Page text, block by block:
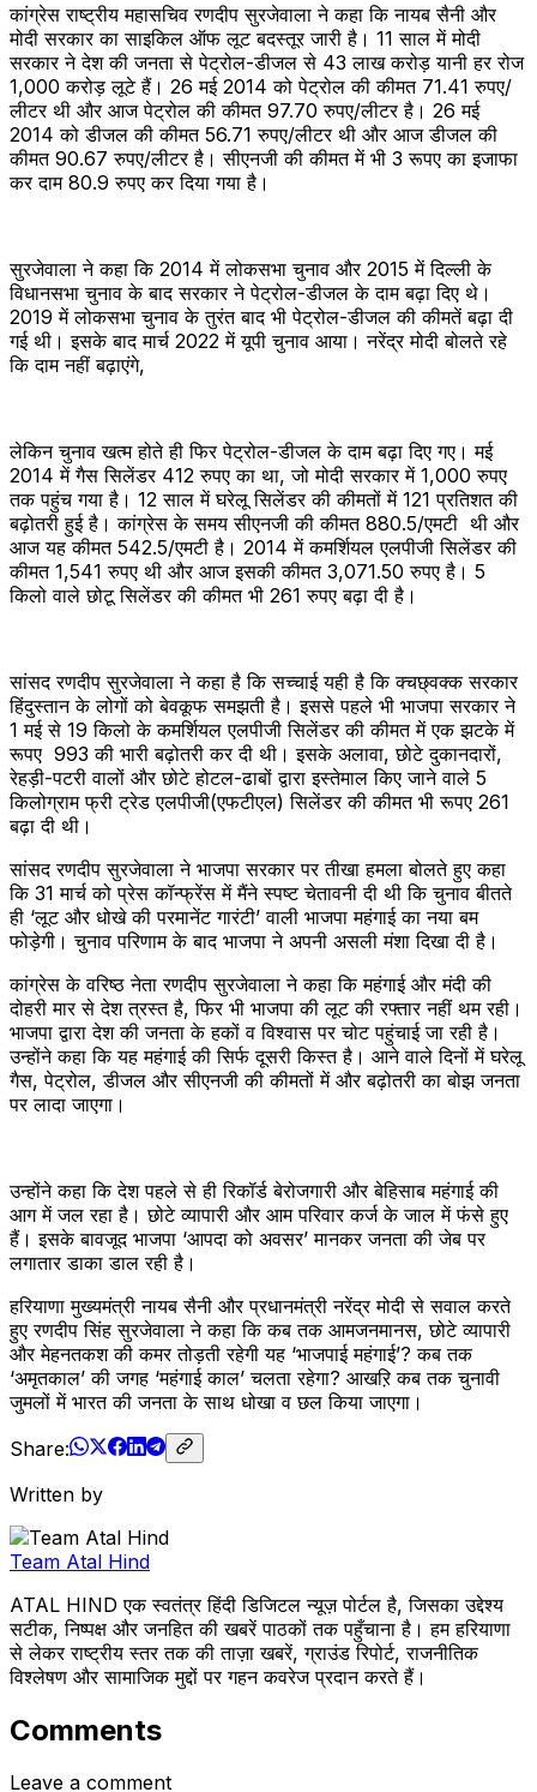
कांग्रेस राष्ट्रीय महासचिव रणदीप सुरजेवाला ने कहा कि नायब सैनी और
मोदी सरकार का साइकिल ऑफ लूट बदस्तूर जारी है। 11 साल में मोदी
सरकार ने देश की जनता से पेट्रोल-डीजल से 43 लाख करोड़ यानी हर रोज
1,000 करोड़ लूटे हैं। 26 मई 2014 को पेट्रोल की कीमत 71.41 रुपए/
लीटर थी और आज पेट्रोल की कीमत 97.70 रुपए/लीटर है। 26 मई
2014 को डीजल की कीमत 56.71 रुपए/लीटर थी और आज डीजल की
कीमत 90.67 रुपए/लीटर है। सीएनजी की कीमत में भी 3 रूपए का इजाफा
कर दाम 80.9 रुपए कर दिया गया है।
सुरजेवाला ने कहा कि 2014 में लोकसभा चुनाव और 2015 में दिल्ली के
विधानसभा चुनाव के बाद सरकार ने पेट्रोल-डीजल के दाम बढ़ा दिए थे।
2019 में लोकसभा चुनाव के तुरंत बाद भी पेट्रोल-डीजल की कीमतें बढ़ा दी
गई थी। इसके बाद मार्च 2022 में यूपी चुनाव आया। नरेंद्र मोदी बोलते रहे
कि दाम नहीं बढ़ाएंगे,
लेकिन चुनाव खत्म होते ही फिर पेट्रोल-डीजल के दाम बढ़ा दिए गए। मई
2014 में गैस सिलेंडर 412 रुपए का था, जो मोदी सरकार में 1,000 रुपए
तक पहुंच गया है। 12 साल में घरेलू सिलेंडर की कीमतों में 121 प्रतिशत की
बढ़ोतरी हुई है। कांग्रेस के समय सीएनजी की कीमत 880.5/एमटी थी और
आज यह कीमत 542.5/एमटी है। 2014 में कमर्शियल एलपीजी सिलेंडर की
कीमत 1,541 रुपए थी और आज इसकी कीमत 3,071.50 रुपए है। 5
किलो वाले छोटू सिलेंडर की कीमत भी 261 रुपए बढ़ा दी है।
सांसद रणदीप सुरजेवाला ने कहा है कि सच्चाई यही है कि क्चछ्वक्क सरकार
हिंदुस्तान के लोगों को बेवकूफ समझती है। इससे पहले भी भाजपा सरकार ने
1 मई से 19 किलो के कमर्शियल एलपीजी सिलेंडर की कीमत में एक झटके में
रूपए 993 की भारी बढ़ोतरी कर दी थी। इसके अलावा, छोटे दुकानदारों,
रेहड़ी-पटरी वालों और छोटे होटल-ढाबों द्वारा इस्तेमाल किए जाने वाले 5
किलोग्राम फ्री ट्रेड एलपीजी(एफटीएल) सिलेंडर की कीमत भी रूपए 261
बढ़ा दी थी।
सांसद रणदीप सुरजेवाला ने भाजपा सरकार पर तीखा हमला बोलते हुए कहा
कि 31 मार्च को प्रेस कॉन्फ्रेंस में मैंने स्पष्ट चेतावनी दी थी कि चुनाव बीतते
ही ‘लूट और धोखे की परमानेंट गारंटी’ वाली भाजपा महंगाई का नया बम
फोड़ेगी। चुनाव परिणाम के बाद भाजपा ने अपनी असली मंशा दिखा दी है।
कांग्रेस के वरिष्ठ नेता रणदीप सुरजेवाला ने कहा कि महंगाई और मंदी की
दोहरी मार से देश त्रस्त है, फिर भी भाजपा की लूट की रफ्तार नहीं थम रही।
भाजपा द्वारा देश की जनता के हकों व विश्वास पर चोट पहुंचाई जा रही है।
उन्होंने कहा कि यह महंगाई की सिर्फ दूसरी किस्त है। आने वाले दिनों में घरेलू
गैस, पेट्रोल, डीजल और सीएनजी की कीमतों में और बढ़ोतरी का बोझ जनता
पर लादा जाएगा।
उन्होंने कहा कि देश पहले से ही रिकॉर्ड बेरोजगारी और बेहिसाब महंगाई की
आग में जल रहा है। छोटे व्यापारी और आम परिवार कर्ज के जाल में फंसे हुए
हैं। इसके बावजूद भाजपा ‘आपदा को अवसर’ मानकर जनता की जेब पर
लगातार डाका डाल रही है।
हरियाणा मुख्यमंत्री नायब सैनी और प्रधानमंत्री नरेंद्र मोदी से सवाल करते
हुए रणदीप सिंह सुरजेवाला ने कहा कि कब तक आमजनमानस, छोटे व्यापारी
और मेहनतकश की कमर तोड़ती रहेगी यह ‘भाजपाई महंगाई’? कब तक
‘अमृतकाल’ की जगह ‘महंगाई काल’ चलता रहेगा? आखऱि कब तक चुनावी
जुमलों में भारत की जनता के साथ धोखा व छल किया जाएगा।
Share:
Written by
Team Atal Hind
ATAL HIND एक स्वतंत्र हिंदी डिजिटल न्यूज़ पोर्टल है, जिसका उद्देश्य
सटीक, निष्पक्ष और जनहित की खबरें पाठकों तक पहुँचाना है। हम हरियाणा
से लेकर राष्ट्रीय स्तर तक की ताज़ा खबरें, ग्राउंड रिपोर्ट, राजनीतिक
विश्लेषण और सामाजिक मुद्दों पर गहन कवरेज प्रदान करते हैं।
Comments
Leave a comment